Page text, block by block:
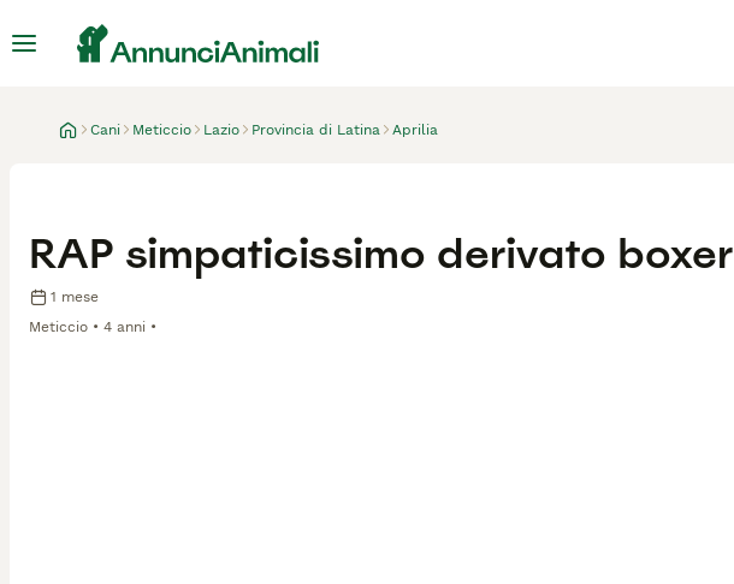
Cani Meticcio Lazio Provincia di Latina Aprilia
RAP simpaticissimo derivato boxer
1 mese
Meticcio
4 anni